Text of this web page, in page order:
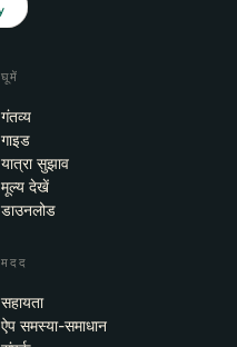
घूमें
गंतव्य
गाइड
यात्रा सुझाव
मूल्य देखें
डाउनलोड
मदद
सहायता
ऐप समस्या-समाधान